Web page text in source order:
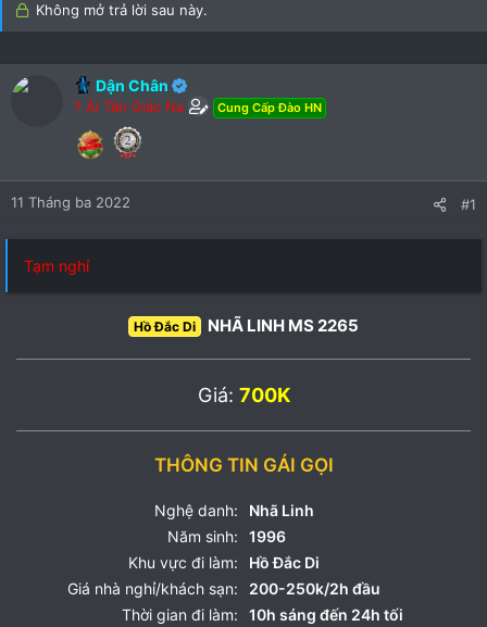
Không mở trả lời sau này.
Dận Chân
? Ái Tân Giác Na Cung Cấp Đào HN
11 Tháng ba 2022 #1
Tạm nghỉ
Hồ Đắc Di NHÃ LINH MS 2265
Giá: 700K
THÔNG TIN GÁI GỌI
Nghệ danh:
Nhã Linh
Năm sinh:
1996
Khu vực đi làm:
Hồ Đắc Di
Giá nhà nghỉ/khách sạn:
200-250k/2h đầu
Thời gian đi làm:
10h sáng đến 24h tối